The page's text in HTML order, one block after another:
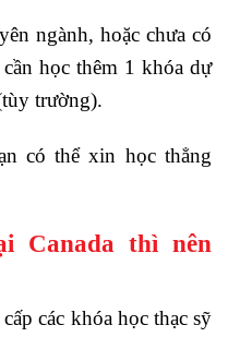
ngành, hoặc chưa có
học thêm 1 khóa dự
trường).
có thể xin học thẳng
Canada thì nên
các khóa học thạc sỹ